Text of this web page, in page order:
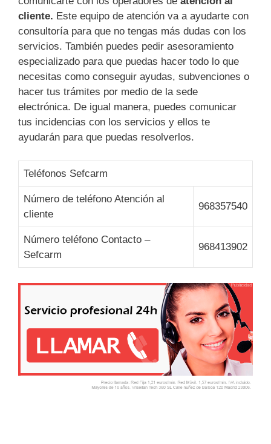
cliente. Este equipo de atención va a ayudarte con
consultoría para que no tengas más dudas con los
servicios. También puedes pedir asesoramiento
especializado para que puedas hacer todo lo que
necesitas como conseguir ayudas, subvenciones o
hacer tus trámites por medio de la sede
electrónica. De igual manera, puedes comunicar
tus incidencias con los servicios y ellos te
ayudarán para que puedas resolverlos.
Teléfonos Sefcarm
Número de teléfono Atención al
cliente
968357540
Número teléfono Contacto –
Sefcarm
968413902